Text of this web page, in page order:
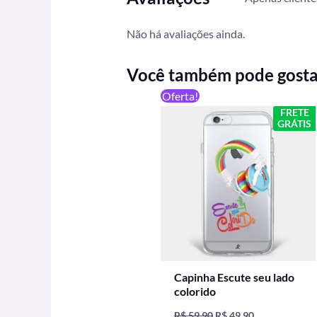
Não há avaliações ainda.
Você também pode
Oferta!
FRETE
GRÁTIS
Capinha Escute seu lado
colorido
original
era:
R$ 59,90.
preço
atual
é:
R$ 49,90.